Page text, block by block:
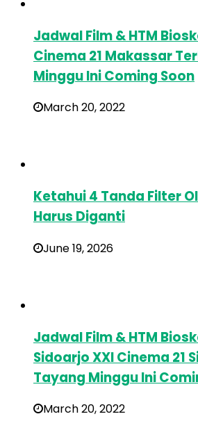
Jadwal Film & HTM
Cinema 21 Makassar
Minggu Ini Coming Soon
March 20, 2022
Ketahui 4 Tanda Filter
Harus Diganti
June 19, 2026
Jadwal Film & HTM
Sidoarjo XXI Cinema 21
Tayang Minggu Ini
March 20, 2022